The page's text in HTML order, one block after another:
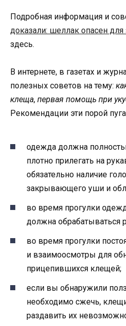
Подробная информация и
доказали: шеллак опасен для
здесь.
В интернете, в газетах и
полезных советов на тему:
клеща, первая помощь при
Рекомендации эти порой
одежда должна
плотно прилегать на
обязательно наличие
закрывающего уши и
во время прогулки
должна обрабатываться
во время прогулки
и взаимоосмотры для
прицепившихся клещей;
если вы обнаружили
необходимо сжечь,
раздавить их